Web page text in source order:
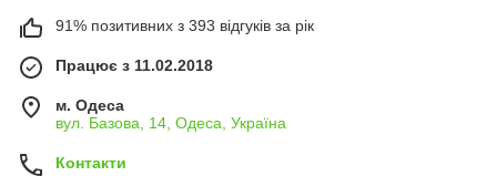
91% позитивних з 393 відгуків за рік
Працює з 11.02.2018
м. Одеса
вул. Базова, 14, Одеса, Україна
Контакти